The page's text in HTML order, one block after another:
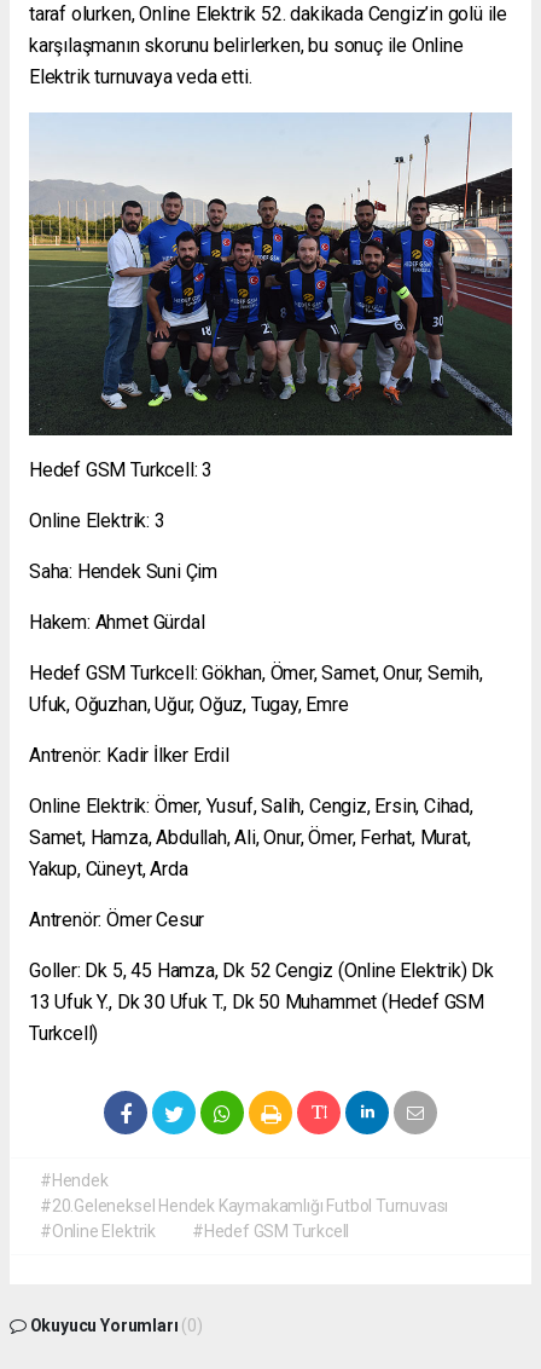
taraf olurken, Online Elektrik 52. dakikada Cengiz’in golü ile
karşılaşmanın skorunu belirlerken, bu sonuç ile Online
Elektrik turnuvaya veda etti.
Hedef GSM Turkcell: 3
Online Elektrik: 3
Saha: Hendek Suni Çim
Hakem: Ahmet Gürdal
Hedef GSM Turkcell: Gökhan, Ömer, Samet, Onur, Semih,
Ufuk, Oğuzhan, Uğur, Oğuz, Tugay, Emre
Antrenör: Kadir İlker Erdil
Online Elektrik: Ömer, Yusuf, Salih, Cengiz, Ersin, Cihad,
Samet, Hamza, Abdullah, Ali, Onur, Ömer, Ferhat, Murat,
Yakup, Cüneyt, Arda
Antrenör: Ömer Cesur
Goller: Dk 5, 45 Hamza, Dk 52 Cengiz (Online Elektrik) Dk
13 Ufuk Y., Dk 30 Ufuk T., Dk 50 Muhammet (Hedef GSM
Turkcell)
#Hendek
#20.Geleneksel Hendek Kaymakamlığı Futbol Turnuvası
#Online Elektrik
#Hedef GSM Turkcell
Okuyucu Yorumları (0)